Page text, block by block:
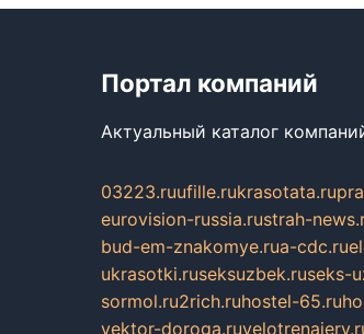
Портал компаний
Актуальный каталог
03223.ruufille.rukrasotata.ru
eurovision-russia.rustrah-
bud-em-znakomye.rua-cdc.ru
ukrasotki.ruseksuzbek.ruseks-
sormol.ru2rich.ruhostel-65.ru
vektor-doroga.ru